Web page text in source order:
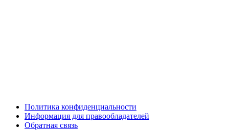
Skip
content
Политика конфиденциальности
Информация для правообладателей
Обратная связь